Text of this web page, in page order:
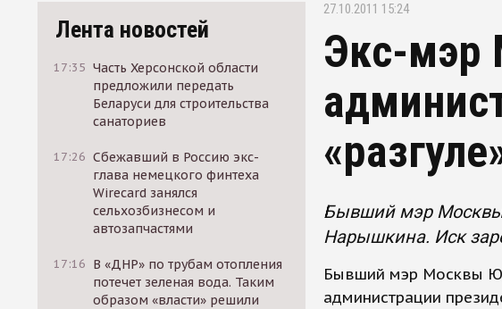
Лента новостей
17:35 Часть Херсонской области
предложили передать
Беларуси для строительства
санаториев
17:26 Сбежавший в Россию экс-
глава немецкого финтеха
Wirecard занялся
сельхозбизнесом и
автозапчастями
17:16 В «ДНР» по трубам отопления
потечет зеленая вода. Таким
образом «власти» решили
27.10.2011 15:24
Экс-мэр
Бывший мэр Москвы
Нарышкина. Иск
Бывший мэр Москвы
администрации